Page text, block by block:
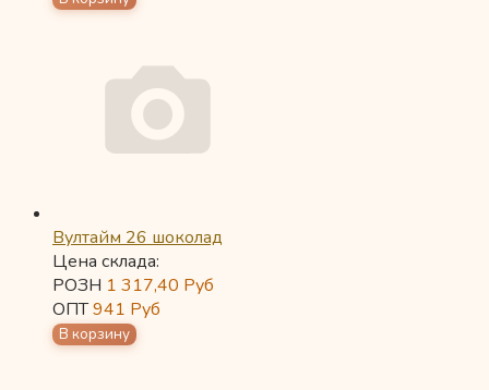
Вултайм 26 шоколад
Цена склада:
РОЗН 1 317,40 Руб
ОПТ941 Руб